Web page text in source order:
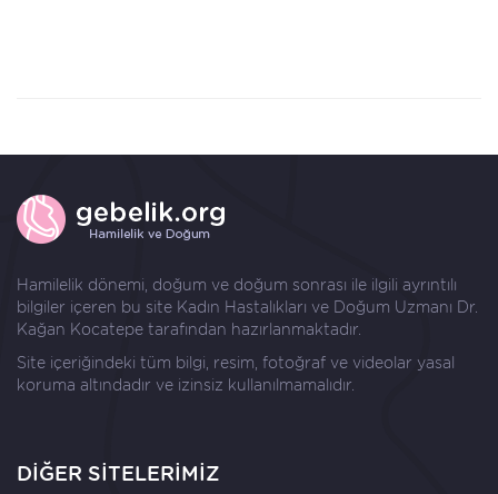
Hamilelik dönemi, doğum ve doğum sonrası ile ilgili ayrıntılı
bilgiler içeren bu site Kadın Hastalıkları ve Doğum Uzmanı Dr.
Kağan Kocatepe tarafından hazırlanmaktadır.
Site içeriğindeki tüm bilgi, resim, fotoğraf ve videolar yasal
koruma altındadır ve izinsiz kullanılmamalıdır.
DİĞER SİTELERİMİZ